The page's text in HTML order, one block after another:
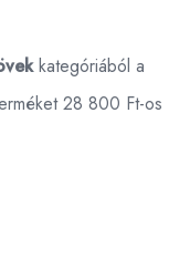
kategóriából a
28 800 Ft-os